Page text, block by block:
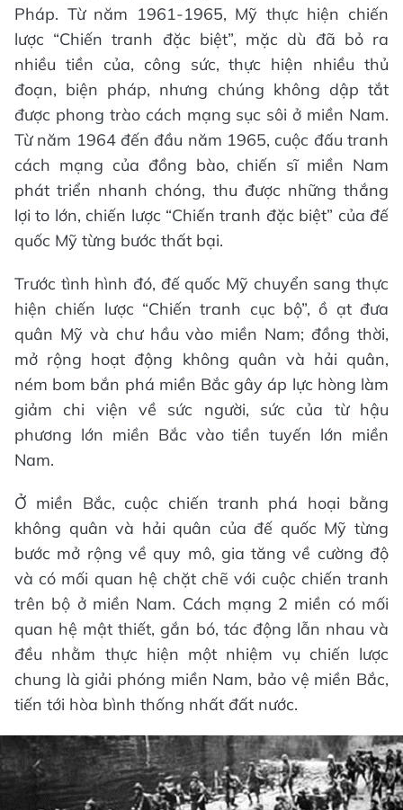
Pháp. Từ năm 1961-1965, Mỹ thực hiện chiến
lược “Chiến tranh đặc biệt”, mặc dù đã bỏ ra
nhiều tiền của, công sức, thực hiện nhiều thủ
đoạn, biện pháp, nhưng chúng không dập tắt
được phong trào cách mạng sục sôi ở miền Nam.
Từ năm 1964 đến đầu năm 1965, cuộc đấu tranh
cách mạng của đồng bào, chiến sĩ miền Nam
phát triển nhanh chóng, thu được những thắng
lợi to lớn, chiến lược “Chiến tranh đặc biệt” của đế
quốc Mỹ từng bước thất bại.
Trước tình hình đó, đế quốc Mỹ chuyển sang thực
hiện chiến lược “Chiến tranh cục bộ”, ồ ạt đưa
quân Mỹ và chư hầu vào miền Nam; đồng thời,
mở rộng hoạt động không quân và hải quân,
ném bom bắn phá miền Bắc gây áp lực hòng làm
giảm chi viện về sức người, sức của từ hậu
phương lớn miền Bắc vào tiền tuyến lớn miền
Nam.
Ở miền Bắc, cuộc chiến tranh phá hoại bằng
không quân và hải quân của đế quốc Mỹ từng
bước mở rộng về quy mô, gia tăng về cường độ
và có mối quan hệ chặt chẽ với cuộc chiến tranh
trên bộ ở miền Nam. Cách mạng 2 miền có mối
quan hệ mật thiết, gắn bó, tác động lẫn nhau và
đều nhằm thực hiện một nhiệm vụ chiến lược
chung là giải phóng miền Nam, bảo vệ miền Bắc,
tiến tới hòa bình thống nhất đất nước.